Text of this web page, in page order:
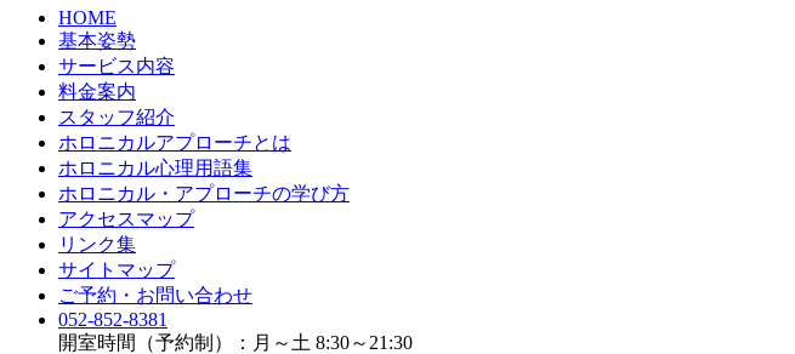
HOME
基本姿勢
サービス内容
料金案内
スタッフ紹介
ホロニカルアプローチとは
ホロニカル心理用語集
ホロニカル・アプローチの学び方
アクセスマップ
リンク集
サイトマップ
ご予約・お問い合わせ
052-852-8381
開室時間（予約制）：月～土 8:30～21:30